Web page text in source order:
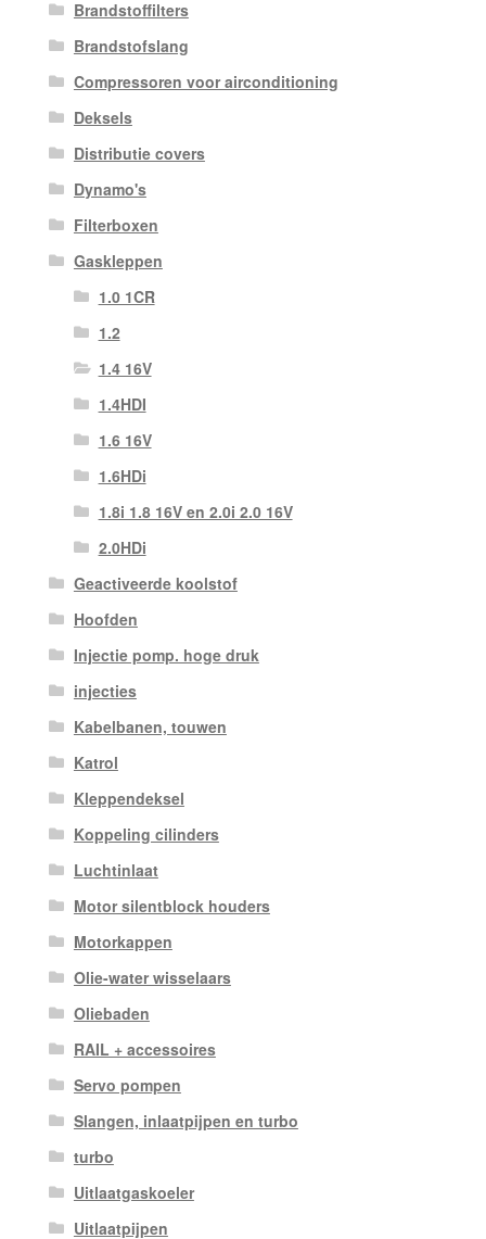
Brandstoffilters
Brandstofslang
Compressoren voor airconditioning
Deksels
Distributie covers
Dynamo's
Filterboxen
Gaskleppen
1.0 1CR
1.2
1.4 16V
1.4HDI
1.6 16V
1.6HDi
1.8i 1.8 16V en 2.0i 2.0 16V
2.0HDi
Geactiveerde koolstof
Hoofden
Injectie pomp. hoge druk
injecties
Kabelbanen, touwen
Katrol
Kleppendeksel
Koppeling cilinders
Luchtinlaat
Motor silentblock houders
Motorkappen
Olie-water wisselaars
Oliebaden
RAIL + accessoires
Servo pompen
Slangen, inlaatpijpen en turbo
turbo
Uitlaatgaskoeler
Uitlaatpijpen